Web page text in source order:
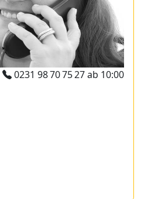
0231 98 70 75 27ab 10:00